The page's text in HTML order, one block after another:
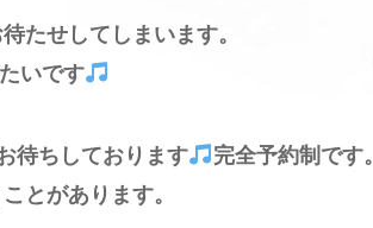
たせしてしまいます。
いです
待ちしております
完全予約制です。
とがあります。